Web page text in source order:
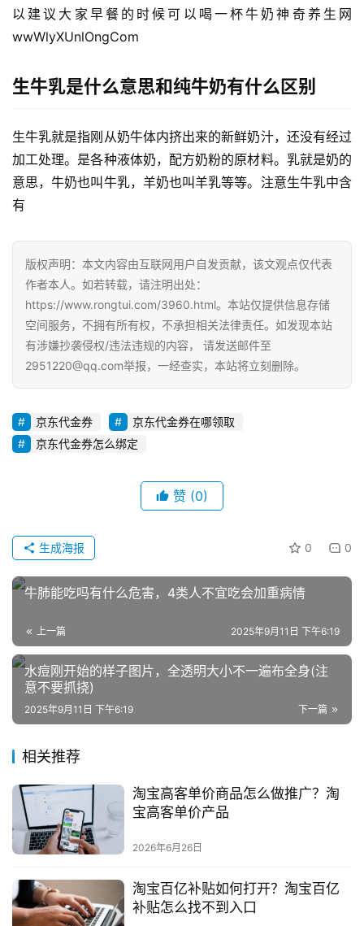
自
体
E
O
优
化
A
观
察
电
商
直
引
推
私
域
社
群
问
社
区
登录 注册
以建议大家早餐的时候可以喝一杯牛奶神奇养生网
wwWlyXUnlOngCom
生牛乳是什么意思和纯牛奶有什么区别
生牛乳就是指刚从奶牛体内挤出来的新鲜奶汁，还没有经过
加工处理。是各种液体奶，配方奶粉的原材料。乳就是奶的
意思，牛奶也叫牛乳，羊奶也叫羊乳等等。注意生牛乳中含
有
版权声明：本文内容由互联网用户自发贡献，该文观点仅代表
作者本人。如若转载，请注明出处：
https://www.rongtui.com/3960.html。本站仅提供信息存储
空间服务，不拥有所有权，不承担相关法律责任。如发现本站
有涉嫌抄袭侵权/违法违规的内容， 请发送邮件至
2951220@qq.com举报，一经查实，本站将立刻删除。
京东代金券
京东代金券在哪领取
京东代金券怎么绑定
赞 (0)
0 0
生成海报
牛肺能吃吗有什么危害，4类人不宜吃会加重病情
上一篇 2025年9月11日 下午6:19
水痘刚开始的样子图片，全透明大小不一遍布全身(注
意不要抓挠)
下一篇
2025年9月11日 下午6:19
相关推荐
淘宝高客单价商品怎么做推广？淘
宝高客单价产品
2026年6月26日
淘宝百亿补贴如何打开？淘宝百亿
补贴怎么找不到入口